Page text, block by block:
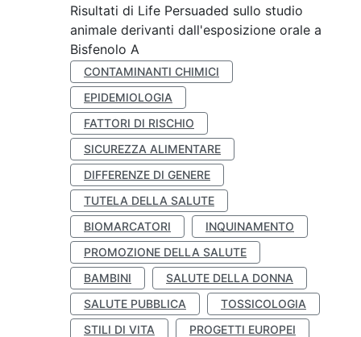
Risultati di Life Persuaded sullo studio
animale derivanti dall'esposizione orale a
Bisfenolo A
CONTAMINANTI CHIMICI
EPIDEMIOLOGIA
FATTORI DI RISCHIO
SICUREZZA ALIMENTARE
DIFFERENZE DI GENERE
TUTELA DELLA SALUTE
BIOMARCATORI
INQUINAMENTO
PROMOZIONE DELLA SALUTE
BAMBINI
SALUTE DELLA DONNA
SALUTE PUBBLICA
TOSSICOLOGIA
STILI DI VITA
PROGETTI EUROPEI